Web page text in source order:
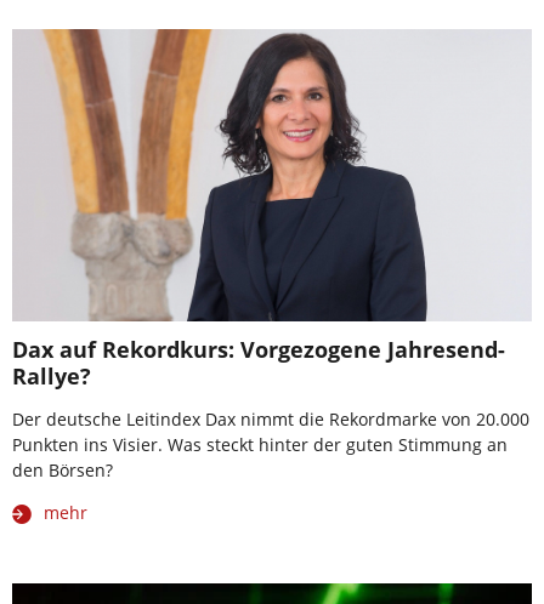
Dax auf Rekordkurs: Vorgezogene Jahresend-
Rallye?
Der deutsche Leitindex Dax nimmt die Rekordmarke von 20.000
Punkten ins Visier. Was steckt hinter der guten Stimmung an
den Börsen?
mehr